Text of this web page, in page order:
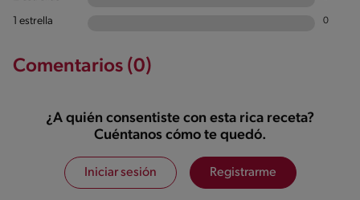
1 estrella 0
Comentarios (0)
¿A quién consentiste con esta rica receta?
Cuéntanos cómo te quedó.
Iniciar sesión Registrarme